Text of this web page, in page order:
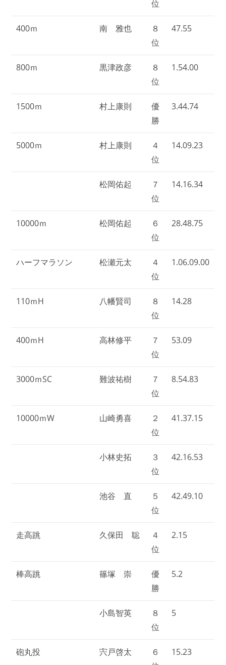
位
400ｍ 南 雅也
８
位
47.55
800ｍ 黒津政彦
８
位
1.54.00
1500ｍ 村上康則
優
勝
3.44.74
5000ｍ 村上康則
４
位
14.09.23
松岡佑起
７
位
14.16.34
10000ｍ 松岡佑起
６
位
28.48.75
ハーフマラソン 松瀬元太
４
位
1.06.09.00
110ｍH 八幡賢司
８
位
14.28
400ｍH 高林修平
７
位
53.09
3000ｍSC 難波祐樹
７
位
8.54.83
10000ｍW 山崎勇喜
２
位
41.37.15
小林史拓
３
位
42.16.53
池谷 直
５
位
42.49.10
走高跳 久保田 聡
４
位
2.15
棒高跳 篠塚 崇
優
勝
5.2
小島智英
８
位
5
砲丸投 宍戸啓太
６
15.23